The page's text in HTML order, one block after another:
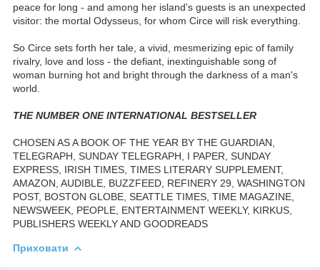
peace for long - and among her island's guests is an unexpected
visitor: the mortal Odysseus, for whom Circe will risk everything.
So Circe sets forth her tale, a vivid, mesmerizing epic of family
rivalry, love and loss - the defiant, inextinguishable song of
woman burning hot and bright through the darkness of a man's
world.
THE NUMBER ONE INTERNATIONAL BESTSELLER
CHOSEN AS A BOOK OF THE YEAR BY THE GUARDIAN,
TELEGRAPH, SUNDAY TELEGRAPH, I PAPER, SUNDAY
EXPRESS, IRISH TIMES, TIMES LITERARY SUPPLEMENT,
AMAZON, AUDIBLE, BUZZFEED, REFINERY 29, WASHINGTON
POST, BOSTON GLOBE, SEATTLE TIMES, TIME MAGAZINE,
NEWSWEEK, PEOPLE, ENTERTAINMENT WEEKLY, KIRKUS,
PUBLISHERS WEEKLY AND GOODREADS
Приховати